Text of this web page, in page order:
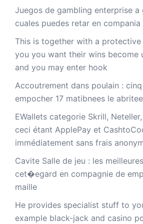
Juegos de gambling enterprise
cuales puedes retar en compania
This is together with a
you you want their wins become
and you may enter hook
Accoutrement dans poulain :
empocher 17 matibnees le
EWallets categorie Skrill,
ceci étant ApplePay et
immédiatement sans frais
Cavite Salle de jeu : les
cet�egard en compagnie de
maille
He provides specialist stuff to
example black-jack and casino